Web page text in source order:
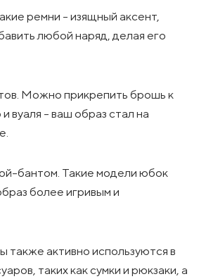
ремни - изящный аксент,
любой наряд, делая его
Можно прикрепить брошь к
вуаля - ваш образ стал на
бантом. Такие модели юбок
более игривым и
также активно используются в
таких как сумки и рюкзаки, а